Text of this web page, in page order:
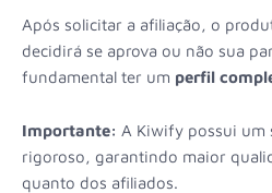
Após solicitar a afiliação, o
decidirá se aprova ou não sua
fundamental ter um perfil
Importante: A Kiwify possui um
rigoroso, garantindo maior
quanto dos afiliados.